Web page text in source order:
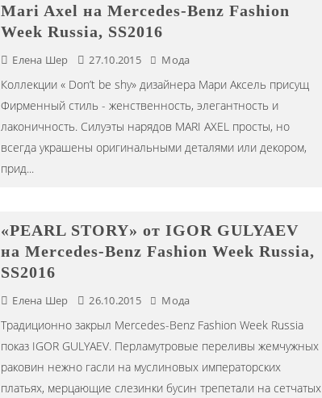
Mari Axel на Mercedes-Benz Fashion
Week Russia, SS2016
Елена Шер 27.10.2015 Мода
Коллекции « Don’t be shy» дизайнера Мари Аксель присущ
Фирменный стиль - женственность, элегантность и
лаконичность. Силуэты нарядов MARI AXEL просты, но
всегда украшены оригинальными деталями или декором,
прид...
«PEARL STORY» от IGOR GULYAEV
на Mercedes-Benz Fashion Week Russia,
SS2016
Елена Шер 26.10.2015 Мода
Традиционно закрыл Mercedes-Benz Fashion Week Russia
показ IGOR GULYAEV. Перламутровые переливы жемчужных
раковин нежно гасли на муслиновых императорских
платьях, мерцающие слезинки бусин трепетали на сетчатых